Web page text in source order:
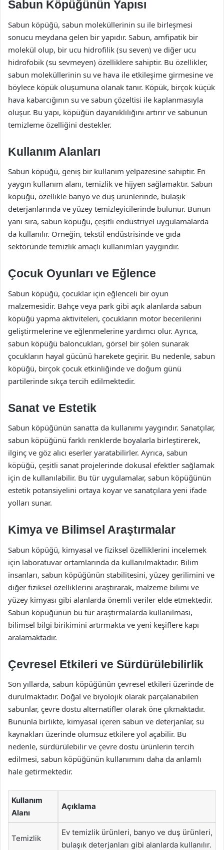
Sabun Köpüğünün Yapısı
Sabun köpüğü, sabun moleküllerinin su ile birleşmesi
sonucu meydana gelen bir yapıdır. Sabun, amfipatik bir
molekül olup, bir ucu hidrofilik (su seven) ve diğer ucu
hidrofobik (su sevmeyen) özelliklere sahiptir. Bu özellikler,
sabun moleküllerinin su ve hava ile etkileşime girmesine ve
böylece köpük oluşumuna olanak tanır. Köpük, birçok küçük
hava kabarcığının su ve sabun çözeltisi ile kaplanmasıyla
oluşur. Bu yapı, köpüğün dayanıklılığını artırır ve sabunun
temizleme özelliğini destekler.
Kullanım Alanları
Sabun köpüğü, geniş bir kullanım yelpazesine sahiptir. En
yaygın kullanım alanı, temizlik ve hijyen sağlamaktır. Sabun
köpüğü, özellikle banyo ve duş ürünlerinde, bulaşık
deterjanlarında ve yüzey temizleyicilerinde bulunur. Bunun
yanı sıra, sabun köpüğü, çeşitli endüstriyel uygulamalarda
da kullanılır. Örneğin, tekstil endüstrisinde ve gıda
sektöründe temizlik amaçlı kullanımları yaygındır.
Çocuk Oyunları ve Eğlence
Sabun köpüğü, çocuklar için eğlenceli bir oyun
malzemesidir. Bahçe veya park gibi açık alanlarda sabun
köpüğü yapma aktiviteleri, çocukların motor becerilerini
geliştirmelerine ve eğlenmelerine yardımcı olur. Ayrıca,
sabun köpüğü baloncukları, görsel bir şölen sunarak
çocukların hayal gücünü harekete geçirir. Bu nedenle, sabun
köpüğü, birçok çocuk etkinliğinde ve doğum günü
partilerinde sıkça tercih edilmektedir.
Sanat ve Estetik
Sabun köpüğünün sanatta da kullanımı yaygındır. Sanatçılar,
sabun köpüğünü farklı renklerde boyalarla birleştirerek,
ilginç ve göz alıcı eserler yaratabilirler. Ayrıca, sabun
köpüğü, çeşitli sanat projelerinde dokusal efektler sağlamak
için de kullanılabilir. Bu tür uygulamalar, sabun köpüğünün
estetik potansiyelini ortaya koyar ve sanatçılara yeni ifade
yolları sunar.
Kimya ve Bilimsel Araştırmalar
Sabun köpüğü, kimyasal ve fiziksel özelliklerini incelemek
için laboratuvar ortamlarında da kullanılmaktadır. Bilim
insanları, sabun köpüğünün stabilitesini, yüzey gerilimini ve
diğer fiziksel özelliklerini araştırarak, malzeme bilimi ve
yüzey kimyası gibi alanlarda önemli veriler elde etmektedir.
Sabun köpüğünün bu tür araştırmalarda kullanılması,
bilimsel bilgi birikimini artırmakta ve yeni keşiflere kapı
aralamaktadır.
Çevresel Etkileri ve Sürdürülebilirlik
Son yıllarda, sabun köpüğünün çevresel etkileri üzerinde de
durulmaktadır. Doğal ve biyolojik olarak parçalanabilen
sabunlar, çevre dostu alternatifler olarak öne çıkmaktadır.
Bununla birlikte, kimyasal içeren sabun ve deterjanlar, su
kaynakları üzerinde olumsuz etkilere yol açabilir. Bu
nedenle, sürdürülebilir ve çevre dostu ürünlerin tercih
edilmesi, sabun köpüğünün kullanımını daha da anlamlı
hale getirmektedir.
Kullanım
Alanı
Açıklama
Temizlik
Ev temizlik ürünleri, banyo ve duş ürünleri,
bulaşık deterjanları gibi alanlarda kullanılır.